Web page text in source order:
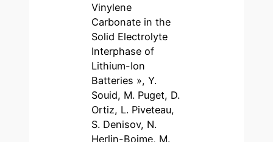
Vinylene
Carbonate in the
Solid Electrolyte
Interphase of
Lithium-Ion
Batteries », Y.
Souid, M. Puget, D.
Ortiz, L. Piveteau,
S. Denisov, N.
Herlin-Boime, M.